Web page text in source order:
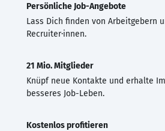
Persönliche Job-Angebote
Lass Dich finden von Arbeitgebern
Recruiter·innen.
21 Mio. Mitglieder
Knüpf neue Kontakte und erhalte
besseres Job-Leben.
Kostenlos profitieren